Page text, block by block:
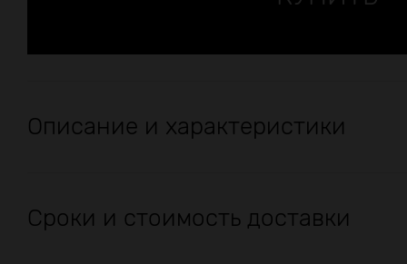
Описание и характеристики
Сроки и стоимость доставки